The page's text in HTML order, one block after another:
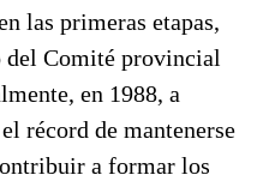
las primeras etapas,
Comité provincial
en 1988, a
récord de mantenerse
a formar los